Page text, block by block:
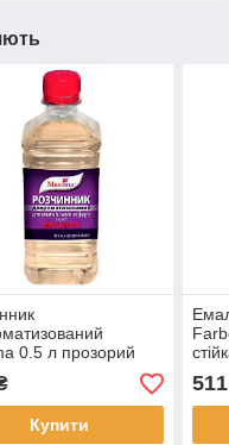
0.5 л прозорий
алкідних
лаків ґрунтовок
фарб
Купити
511